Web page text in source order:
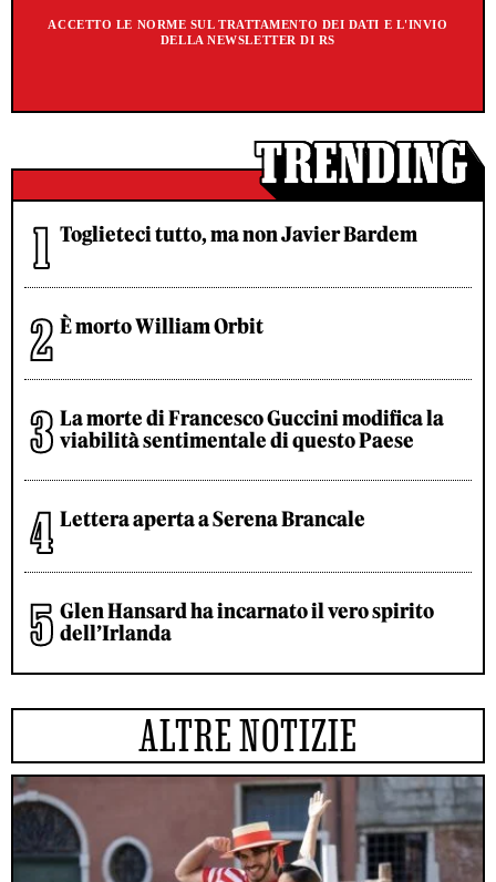
ACCETTO LE NORME SUL TRATTAMENTO DEI DATI E L'INVIO
DELLA NEWSLETTER DI RS
Toglieteci tutto, ma non Javier Bardem
È morto William Orbit
La morte di Francesco Guccini modifica la
viabilità sentimentale di questo Paese
Lettera aperta a Serena Brancale
Glen Hansard ha incarnato il vero spirito
dell’Irlanda
ALTRE NOTIZIE